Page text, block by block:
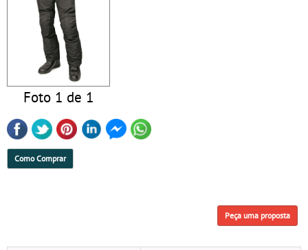
Foto 1 de 1
Como Comprar
Peça uma proposta